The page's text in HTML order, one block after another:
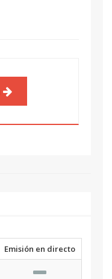
Emisión en directo